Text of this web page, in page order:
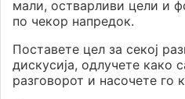
мали, остварливи цели и
по чекор напредок.
Поставете цел за секој
дискусија, одлучете како
разговорот и насочете го